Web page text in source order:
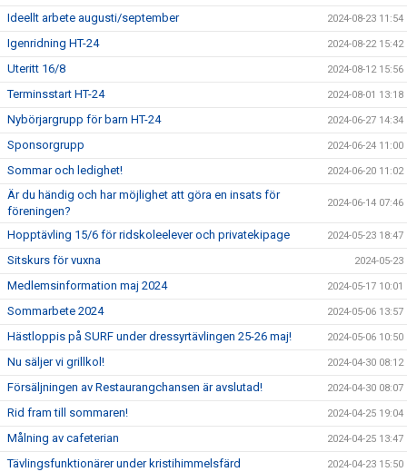
Ideellt arbete augusti/september 2024-08-23 11:54
Igenridning HT-24 2024-08-22 15:42
Uteritt 16/8 2024-08-12 15:56
Terminsstart HT-24 2024-08-01 13:18
Nybörjargrupp för barn HT-24 2024-06-27 14:34
Sponsorgrupp 2024-06-24 11:00
Sommar och ledighet! 2024-06-20 11:02
Är du händig och har möjlighet att göra en insats för
föreningen?
2024-06-14 07:46
Hopptävling 15/6 för ridskoleelever och privatekipage 2024-05-23 18:47
Sitskurs för vuxna 2024-05-23
Medlemsinformation maj 2024 2024-05-17 10:01
Sommarbete 2024 2024-05-06 13:57
Hästloppis på SURF under dressyrtävlingen 25-26 maj! 2024-05-06 10:50
Nu säljer vi grillkol! 2024-04-30 08:12
Försäljningen av Restaurangchansen är avslutad! 2024-04-30 08:07
Rid fram till sommaren! 2024-04-25 19:04
Målning av cafeterian 2024-04-25 13:47
Tävlingsfunktionärer under kristihimmelsfärd 2024-04-23 15:50